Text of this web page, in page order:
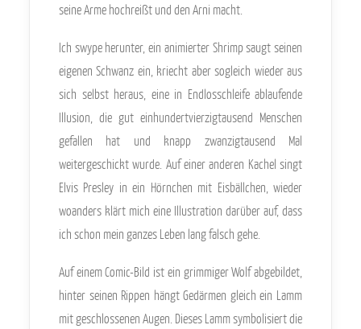
seine Arme hochreißt und den Arni macht.
Ich swype herunter, ein animierter Shrimp saugt seinen
eigenen Schwanz ein, kriecht aber sogleich wieder aus
sich selbst heraus, eine in Endlosschleife ablaufende
Illusion, die gut einhundertvierzigtausend Menschen
gefallen hat und knapp zwanzigtausend Mal
weitergeschickt wurde. Auf einer anderen Kachel singt
Elvis Presley in ein Hörnchen mit Eisbällchen, wieder
woanders klärt mich eine Illustration darüber auf, dass
ich schon mein ganzes Leben lang falsch gehe.
Auf einem Comic-Bild ist ein grimmiger Wolf abgebildet,
hinter seinen Rippen hängt Gedärmen gleich ein Lamm
mit geschlossenen Augen. Dieses Lamm symbolisiert die